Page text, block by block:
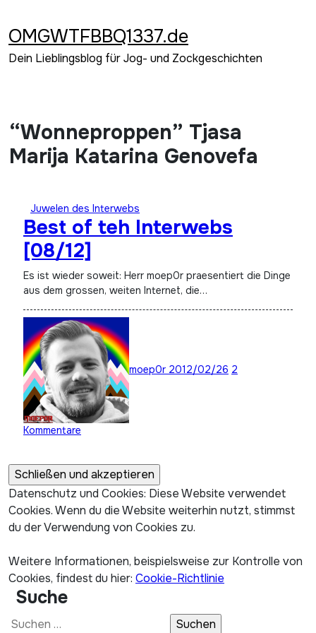
springen
OMGWTFBBQ1337.de
Dein Lieblingsblog für Jog- und Zockgeschichten
“Wonneproppen” Tjasa
Marija Katarina Genovefa
Juwelen des Interwebs
Best of teh Interwebs
[08/12]
Es ist wieder soweit: Herr moep0r praesentiert die Dinge
aus dem grossen, weiten Internet, die…
moep0r 2012/02/26 2
Kommentare
Datenschutz und Cookies: Diese Website verwendet
Cookies. Wenn du die Website weiterhin nutzt, stimmst
du der Verwendung von Cookies zu.
Weitere Informationen, beispielsweise zur Kontrolle von
Cookies, findest du hier: Cookie-Richtlinie
Suche
Suchen